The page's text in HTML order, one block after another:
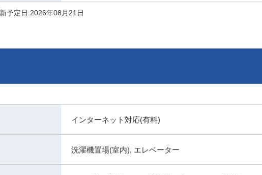
予定日:2026年08月21日
インターネット対応(有料)
洗濯機置場(室内), エレベーター